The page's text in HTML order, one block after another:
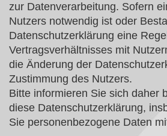
zur Datenverarbeitung. Sofern
Nutzers notwendig ist oder
Datenschutzerklärung eine
Vertragsverhältnisses mit
die Änderung der
Zustimmung des Nutzers.
Bitte informieren Sie sich daher
diese Datenschutzerklärung,
Sie personenbezogene Daten